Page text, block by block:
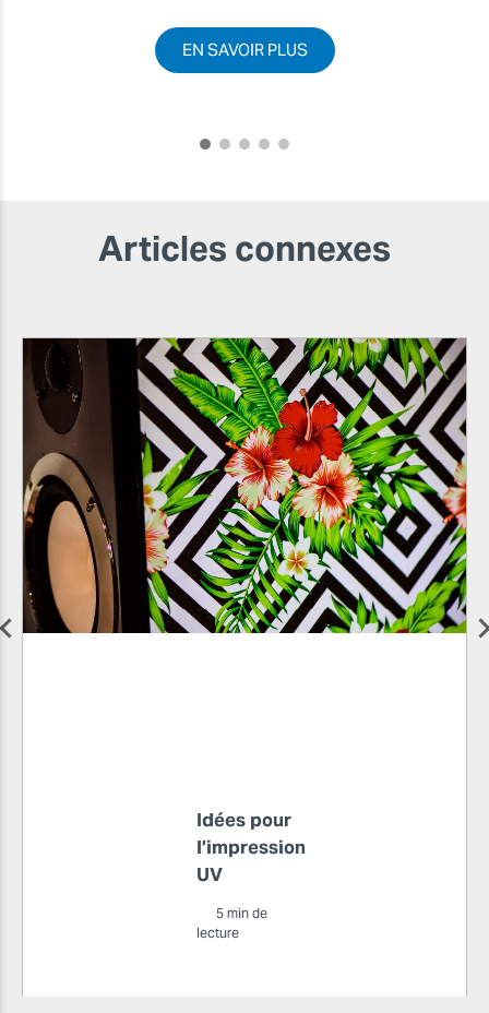
EN SAVOIR PLUS
Articles connexes
Idées pour
l’impression
UV
5 min de
lecture